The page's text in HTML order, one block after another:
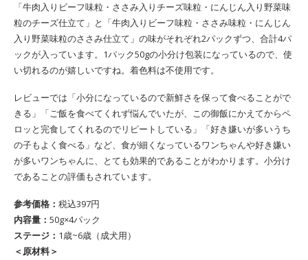
「牛肉入りビーフ味粒・ささみ入りチーズ味粒・にんじん入り野菜味
粒のチーズ仕立て」と「牛肉入りビーフ味粒・ささみ味粒・にんじん
入り野菜味粒のささみ仕立て」の味がそれぞれ2パックずつ、合計4パ
ックが入っています。1パック50gの小分け包装になっているので、使
い切れるのが嬉しいですね。着色料は不使用です。
レビューでは「小分になっているので新鮮さを保って食べることがで
きる」「ご飯を食べてくれず悩んでいたが、この御飯にかえてからペ
ロッと完食してくれるのでリピートしている」「好き嫌いが多いうち
の子もよく食べる」など、食が細くなっているワンちゃんや好き嫌い
が多いワンちゃんに、とても効果的であることがわかります。小分け
であることの評価もされています。
参考価格： 税込397円
内容量： 50g×4パック
ステージ： 1歳~6歳（成犬用）
＜原材料＞